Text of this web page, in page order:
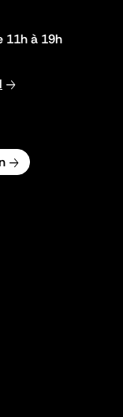
11h à 19h